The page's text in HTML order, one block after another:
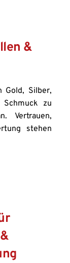
&
Gold, Silber,
Schmuck zu
Vertrauen,
stehen